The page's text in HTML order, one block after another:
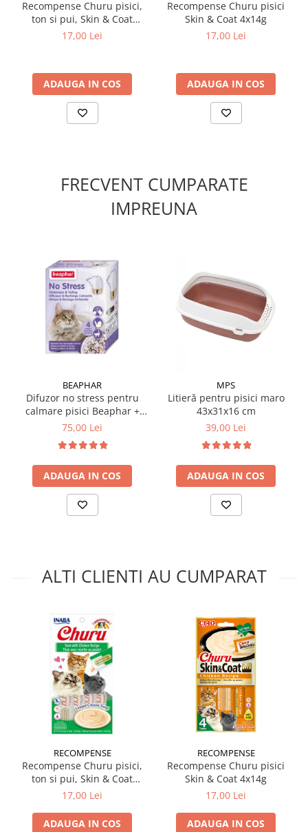
folosiți în aceeași zi. Asigurați acces permanent la apă
proaspătă și curată. Evitați lăsarea pisicii să mestece sau
să inghită ambalajul.
guar, aromă naturală de ton, supliment cu vitamina E,
taurina, extract de ceai verde.
Recompense Churu pisici,
ton si pui, Skin & Coat
4x14g
17,00 Lei
ADAUGA IN COS
Recompense Churu pisici
Skin & Coat 4x14g
17,00 Lei
ADAUGA IN COS
FRECVENT CUMPARATE
IMPREUNA
BEAPHAR
Difuzor no stress pentru
calmare pisici Beaphar +
rezervă 30 ml
75,00 Lei
ADAUGA IN COS
MPS
Litieră pentru pisici maro
43x31x16 cm
39,00 Lei
ADAUGA IN COS
ALTI CLIENTI AU CUMPARAT
RECOMPENSE
Recompense Churu pisici,
ton si pui, Skin & Coat
4x14g
17,00 Lei
ADAUGA IN COS
RECOMPENSE
Recompense Churu pisici
Skin & Coat 4x14g
17,00 Lei
ADAUGA IN COS